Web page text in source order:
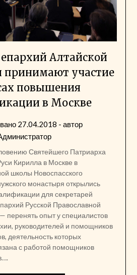
Алтайской
принимают участие
повышения
в Москве
27.04.2018 - автор
Святейшего Патриарха
Кирилла в Москве в
школы Новоспасского
монастыря открылись
для секретарей
Русской Православной
перенять опыт у специалистов
руководителей и помощников
деятельность которых
с работой помощников